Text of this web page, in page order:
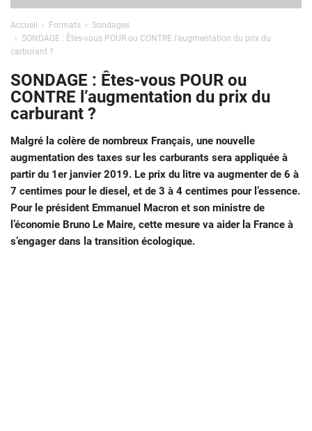
Accueil Formats
Sondages
SONDAGE : Êtes-vous POUR ou CONTRE l’augmentation du prix du
carburant ?
SONDAGE : Êtes-vous POUR ou
CONTRE l’augmentation du prix du
carburant ?
Malgré la colère de nombreux Français, une nouvelle
augmentation des taxes sur les carburants sera appliquée à
partir du 1er janvier 2019. Le prix du litre va augmenter de 6 à
7 centimes pour le diesel, et de 3 à 4 centimes pour l’essence.
Pour le président Emmanuel Macron et son ministre de
l’économie Bruno Le Maire, cette mesure va aider la France à
s’engager dans la transition écologique.